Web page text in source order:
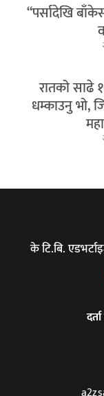
“पर्सादेखि
रातको साढे
धम्काउनु भो,
के टि.बि.